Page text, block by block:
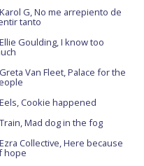
Karol G, No me arrepiento de
tanto
Ellie Goulding, I know too
Greta Van Fleet, Palace for the
Eels, Cookie happened
Train, Mad dog in the fog
Ezra Collective, Here because
hope